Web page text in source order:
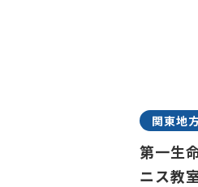
関東地
第一生
ニス教